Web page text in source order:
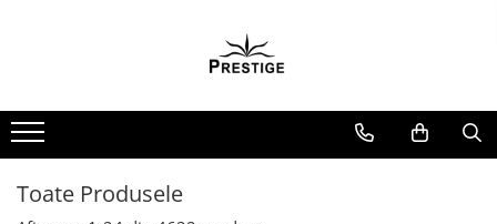
Noutati
Promotii
Spiritualitate - Ezoterism
Toate Produsele